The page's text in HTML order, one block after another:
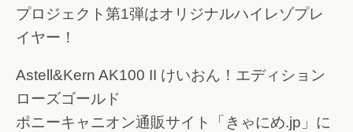
プロジェクト第1弾はオリジナルハイレゾプレ
イヤー！
Astell&Kern AK100 II けいおん！エディション
ローズゴールド
ポニーキャニオン通販サイト「きゃにめ.jp」に